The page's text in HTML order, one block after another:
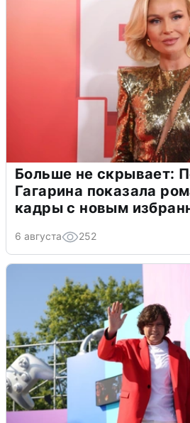
Больше не скрывает:
Гагарина показала
кадры с новым
6 августа 252